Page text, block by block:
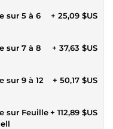
sur 5 à 6
+ 25,09 $US
sur 7 à 8
+ 37,63 $US
sur 9 à 12
+ 50,17 $US
sur Feuille+ 112,89 $US